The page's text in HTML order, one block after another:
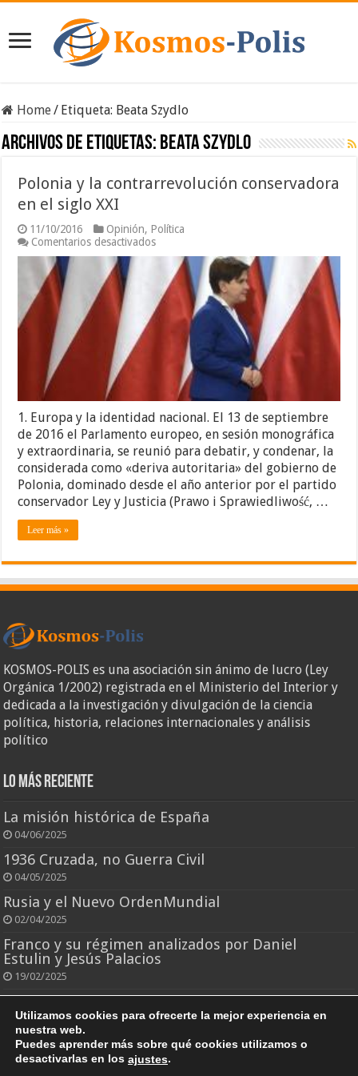
Home/ Etiqueta: Beata Szydlo
Archivos de etiquetas: Beata Szydlo
Polonia y la contrarrevolución conservadora
en el siglo XXI
11/10/2016 Opinión, Política
Comentarios desactivadosen
Polonia
contrarrevolución
conservadora
1. Europa y la identidad nacional. El 13 de septiembre
de 2016 el Parlamento europeo, en sesión monográfica
y extraordinaria, se reunió para debatir, y condenar, la
considerada como «deriva autoritaria» del gobierno de
Polonia, dominado desde el año anterior por el partido
conservador Ley y Justicia (Prawo i Sprawiedliwość, …
Leer más »
KOSMOS-POLIS es una asociación sin ánimo de lucro (Ley
Orgánica 1/2002) registrada en el Ministerio del Interior y
dedicada a la investigación y divulgación de la ciencia
política, historia, relaciones internacionales y análisis
político
Lo más reciente
La misión histórica de España
04/06/2025
1936 Cruzada, no Guerra Civil
04/05/2025
Rusia y el Nuevo OrdenMundial
02/04/2025
Franco y su régimen analizados por Daniel
Estulin y Jesús Palacios
19/02/2025
El rey que todo lo perdió
25/10/2024
Utilizamos cookies para ofrecerte la mejor experiencia en
nuestra web.
Puedes aprender más sobre qué cookies utilizamos o
desactivarlas en los ajustes.